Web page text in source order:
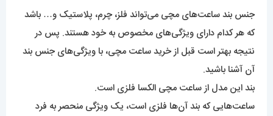
جنس بند ساعت‌های مچی می‌تواند فلز، چرم، پلاستیک و… باشد
که هر کدام دارای ویژگی‌های مخصوص به خود هستند. پس در
نتیجه بهتر است قبل از خرید ساعت مچی، با ویژگی‌های جنس بند
آن آشنا باشید.
بند این مدل از ساعت مچی الکسا فلزی است.
ساعت‌هایی که بند آن‌ها فلزی است، یک ویژگی منحصر به فرد